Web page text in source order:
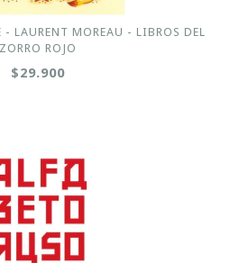
LAURENT MOREAU - LIBROS DEL
ZORRO ROJO
$29.900